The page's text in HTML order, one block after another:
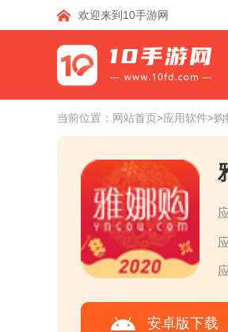
欢迎来到10手游网
当前位置： 网站首页>应用软件>购
安卓版下载